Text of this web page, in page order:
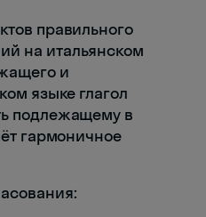
правильного
на итальянском
и
языке глагол
подлежащему в
гармоничное